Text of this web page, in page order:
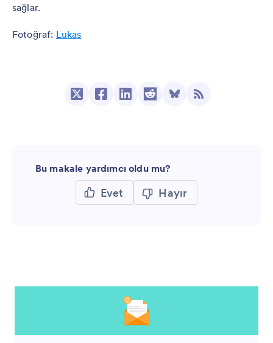
sağlar.
Fotoğraf: Lukas
Bu makale yardımcı oldu mu?
Evet Hayır